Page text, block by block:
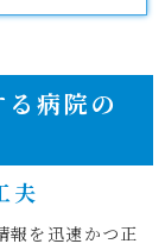
病院の
夫
報を迅速かつ正